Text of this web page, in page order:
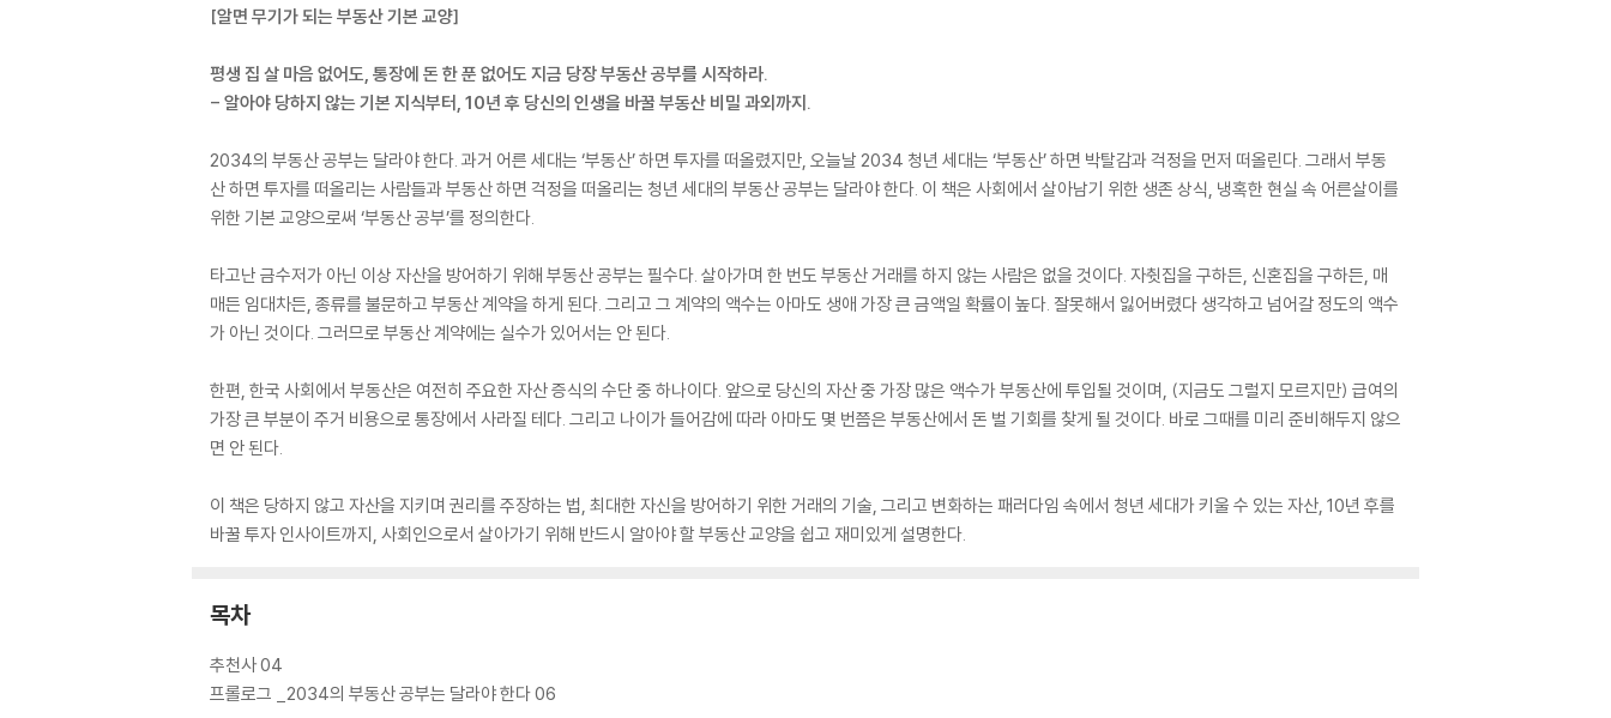
[알면 무기가 되는 부동산 기본 교양]
평생 집 살 마음 없어도, 통장에 돈 한 푼 없어도 지금 당장 부동산 공부를 시작하라.
- 알아야 당하지 않는 기본 지식부터, 10년 후 당신의 인생을 바꿀 부동산 비밀 과외까지.
2034의 부동산 공부는 달라야 한다. 과거 어른 세대는 ‘부동산’ 하면 투자를 떠올렸지만, 오늘날 2034 청년 세대는 ‘부동산’ 하면 박탈감과 걱정을 먼저 떠올린다. 그래서 부동
산 하면 투자를 떠올리는 사람들과 부동산 하면 걱정을 떠올리는 청년 세대의 부동산 공부는 달라야 한다. 이 책은 사회에서 살아남기 위한 생존 상식, 냉혹한 현실 속 어른살이를
위한 기본 교양으로써 ‘부동산 공부’를 정의한다.
타고난 금수저가 아닌 이상 자산을 방어하기 위해 부동산 공부는 필수다. 살아가며 한 번도 부동산 거래를 하지 않는 사람은 없을 것이다. 자췻집을 구하든, 신혼집을 구하든, 매
매든 임대차든, 종류를 불문하고 부동산 계약을 하게 된다. 그리고 그 계약의 액수는 아마도 생애 가장 큰 금액일 확률이 높다. 잘못해서 잃어버렸다 생각하고 넘어갈 정도의 액수
가 아닌 것이다. 그러므로 부동산 계약에는 실수가 있어서는 안 된다.
한편, 한국 사회에서 부동산은 여전히 주요한 자산 증식의 수단 중 하나이다. 앞으로 당신의 자산 중 가장 많은 액수가 부동산에 투입될 것이며, (지금도 그럴지 모르지만) 급여의
가장 큰 부분이 주거 비용으로 통장에서 사라질 테다. 그리고 나이가 들어감에 따라 아마도 몇 번쯤은 부동산에서 돈 벌 기회를 찾게 될 것이다. 바로 그때를 미리 준비해두지 않으
면 안 된다.
이 책은 당하지 않고 자산을 지키며 권리를 주장하는 법, 최대한 자신을 방어하기 위한 거래의 기술, 그리고 변화하는 패러다임 속에서 청년 세대가 키울 수 있는 자산, 10년 후를
바꿀 투자 인사이트까지, 사회인으로서 살아가기 위해 반드시 알아야 할 부동산 교양을 쉽고 재미있게 설명한다.
목차
추천사 04
프롤로그 _2034의 부동산 공부는 달라야 한다 06